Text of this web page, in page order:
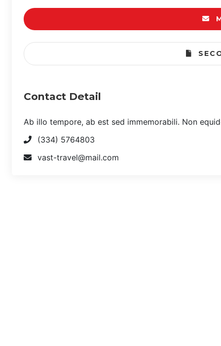
Contact Detail
Ab illo tempore, ab est sed immemorabili. Non
(334) 5764803
vast-travel@mail.com